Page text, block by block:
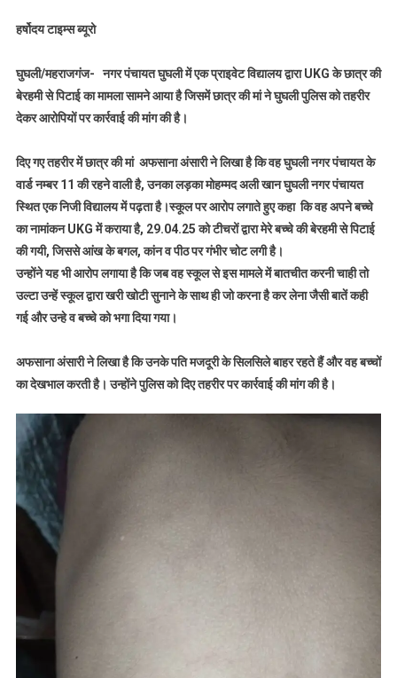
से
पिटाई,
तहरीर
लेकर
पहुंची
थाने
हर्षोदय टाइम्स ब्यूरो
घुघली/महराजगंज- नगर पंचायत घुघली में एक प्राइवेट विद्यालय द्वारा UKG के छात्र की
बेरहमी से पिटाई का मामला सामने आया है जिसमें छात्र की मां ने घुघली पुलिस को तहरीर
देकर आरोपियों पर कार्रवाई की मांग की है।
दिए गए तहरीर में छात्र की मां अफसाना अंसारी ने लिखा है कि वह घुघली नगर पंचायत के
वार्ड नम्बर 11 की रहने वाली है, उनका लड़का मोहम्मद अली खान घुघली नगर पंचायत
स्थित एक निजी विद्यालय में पढ़ता है।स्कूल पर आरोप लगाते हुए कहा कि वह अपने बच्चे
का नामांकन UKG में कराया है, 29.04.25 को टीचरों द्वारा मेरे बच्चे की बेरहमी से पिटाई
की गयी, जिससे आंख के बगल, कांन व पीठ पर गंभीर चोट लगी है।
उन्होंने यह भी आरोप लगाया है कि जब वह स्कूल से इस मामले में बातचीत करनी चाही तो
उल्टा उन्हें स्कूल द्वारा खरी खोटी सुनाने के साथ ही जो करना है कर लेना जैसी बातें कही
गई और उन्हे व बच्चे को भगा दिया गया।
अफसाना अंसारी ने लिखा है कि उनके पति मजदूरी के सिलसिले बाहर रहते हैं और वह बच्चों
का देखभाल करती है। उन्होंने पुलिस को दिए तहरीर पर कार्रवाई की मांग की है।